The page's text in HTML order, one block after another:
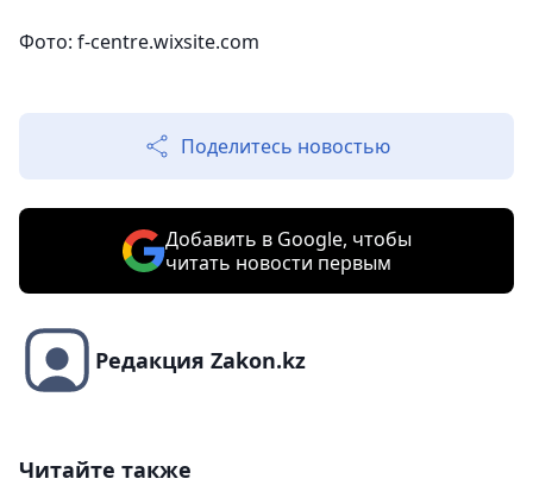
Фото: f-centre.wixsite.com
Поделитесь новостью
Добавить в Google, чтобы
читать новости первым
Редакция Zakon.kz
Читайте также